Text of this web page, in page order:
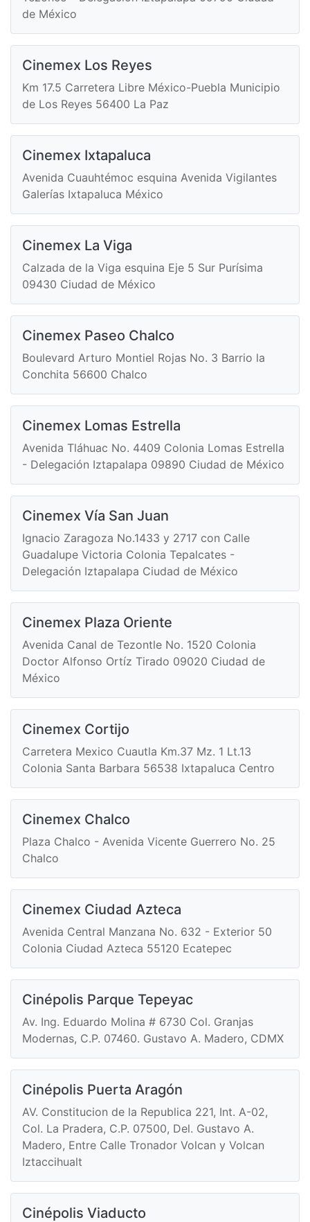
de México
Cinemex Los Reyes
Km 17.5 Carretera Libre México-Puebla Municipio
de Los Reyes 56400 La Paz
Cinemex Ixtapaluca
Avenida Cuauhtémoc esquina Avenida Vigilantes
Galerías Ixtapaluca México
Cinemex La Viga
Calzada de la Viga esquina Eje 5 Sur Purísima
09430 Ciudad de México
Cinemex Paseo Chalco
Boulevard Arturo Montiel Rojas No. 3 Barrio la
Conchita 56600 Chalco
Cinemex Lomas Estrella
Avenida Tláhuac No. 4409 Colonia Lomas Estrella
- Delegación Iztapalapa 09890 Ciudad de México
Cinemex Vía San Juan
Ignacio Zaragoza No.1433 y 2717 con Calle
Guadalupe Victoria Colonia Tepalcates -
Delegación Iztapalapa Ciudad de México
Cinemex Plaza Oriente
Avenida Canal de Tezontle No. 1520 Colonia
Doctor Alfonso Ortíz Tirado 09020 Ciudad de
México
Cinemex Cortijo
Carretera Mexico Cuautla Km.37 Mz. 1 Lt.13
Colonia Santa Barbara 56538 Ixtapaluca Centro
Cinemex Chalco
Plaza Chalco - Avenida Vicente Guerrero No. 25
Chalco
Cinemex Ciudad Azteca
Avenida Central Manzana No. 632 - Exterior 50
Colonia Ciudad Azteca 55120 Ecatepec
Cinépolis Parque Tepeyac
Av. Ing. Eduardo Molina # 6730 Col. Granjas
Modernas, C.P. 07460. Gustavo A. Madero, CDMX
Cinépolis Puerta Aragón
AV. Constitucion de la Republica 221, Int. A-02,
Col. La Pradera, C.P. 07500, Del. Gustavo A.
Madero, Entre Calle Tronador Volcan y Volcan
Iztaccihualt
Cinépolis Viaducto